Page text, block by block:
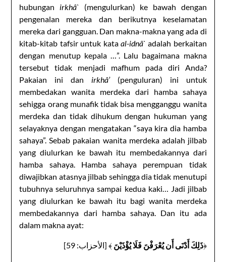
hubungan irkhâ` (mengulurkan) ke bawah dengan
pengenalan mereka dan berikutnya keselamatan
mereka dari gangguan. Dan makna-makna yang ada di
kitab-kitab tafsir untuk kata al-idnâ`adalah berkaitan
dengan menutup kepala …”. Lalu bagaimana makna
tersebut tidak menjadi mafhum pada diri Anda?
Pakaian ini dan irkhâ’ (penguluran) ini untuk
membedakan wanita merdeka dari hamba sahaya
sehigga orang munafik tidak bisa mengganggu wanita
merdeka dan tidak dihukum dengan hukuman yang
selayaknya dengan mengatakan “saya kira dia hamba
sahaya”. Sebab pakaian wanita merdeka adalah jilbab
yang diulurkan ke bawah itu membedakannya dari
hamba sahaya. Hamba sahaya perempuan tidak
diwajibkan atasnya jilbab sehingga dia tidak menutupi
tubuhnya seluruhnya sampai kedua kaki… Jadi jilbab
yang diulurkan ke bawah itu bagi wanita merdeka
membedakannya dari hamba sahaya. Dan itu ada
dalam makna ayat:
﴿ذَلِكَ أَدْنَى أَن يُعْرَفْنَ فَلَا يُؤْذَيْنَ﴾ [الأحزاب: 59]